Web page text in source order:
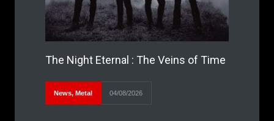
The Night Eternal : The Veins of Time
News, Metal 04/08/2026